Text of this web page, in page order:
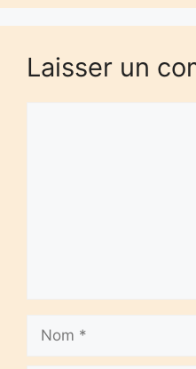
Laisser un